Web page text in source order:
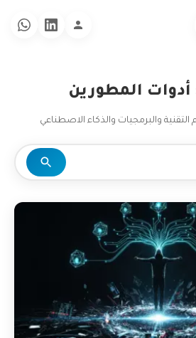
المطورين
التقنية والبرمجيات والذكاء الاصطناعي